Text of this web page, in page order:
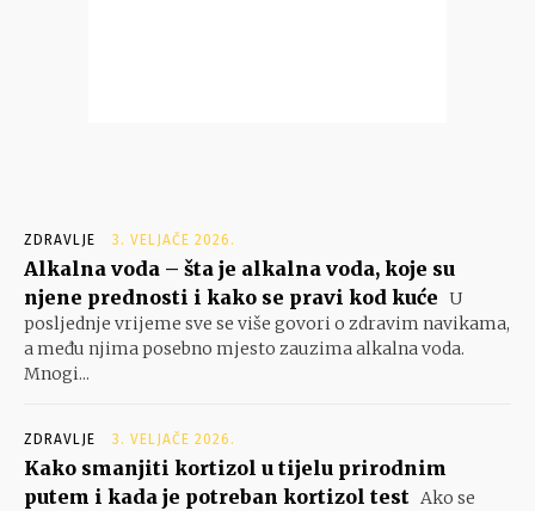
ZDRAVLJE 3. VELJAČE 2026.
Alkalna voda – šta je alkalna voda, koje su
njene prednosti i kako se pravi kod kuće U
posljednje vrijeme sve se više govori o zdravim navikama,
a među njima posebno mjesto zauzima alkalna voda.
Mnogi...
ZDRAVLJE 3. VELJAČE 2026.
Kako smanjiti kortizol u tijelu prirodnim
putem i kada je potreban kortizol test Ako se